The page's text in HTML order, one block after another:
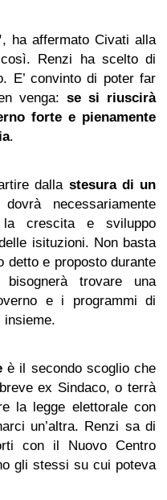
, ha affermato Civati alla
Renzi ha scelto di
E’ convinto di poter far
venga:se si riuscirà
forte e pienamente
.
dalla stesura di un
necessariamente
crescita e sviluppo
isituzioni. Non basta
detto e proposto durante
trovare una
e i programmi di
insieme.
è il secondo scoglio che
ex Sindaco, o terrà
la legge elettorale con
un’altra. Renzi sa di
con il Nuovo Centro
gli stessi su cui poteva